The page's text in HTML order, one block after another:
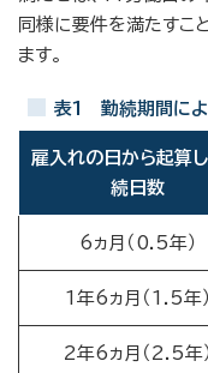
同様に要件を満たすこ
ます。
表1 勤続期間によ
雇入れの日から起算
続日数
6ヵ月（0.5年）
1年6ヵ月（1.5年）
2年6ヵ月（2.5年